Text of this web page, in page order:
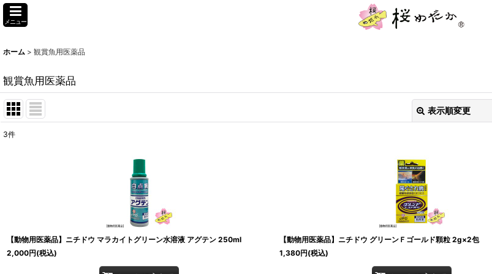
メニュー
ホーム > 観賞魚用医薬品
観賞魚用医薬品
表示順変更
絞り込む
3件
【動物用医薬品】ニチドウ マラカイトグリーン水溶液 アグテン 250ml
2,000円(税込)
【動物用医薬品】ニチドウ グリーンＦゴールド顆粒 2g×2包
1,380円(税込)